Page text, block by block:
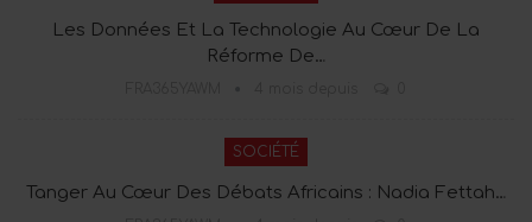
Les Données Et La Technologie Au Cœur De La
Réforme De…
SOCIÉTÉ
Tanger Au Cœur Des Débats Africains : Nadia Fettah…